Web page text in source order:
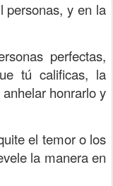
personas, y en la
perfectas,
tú calificas, la
honrarlo y
el temor o los
la manera en